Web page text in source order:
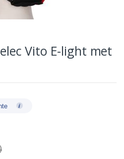
Vito E-light met